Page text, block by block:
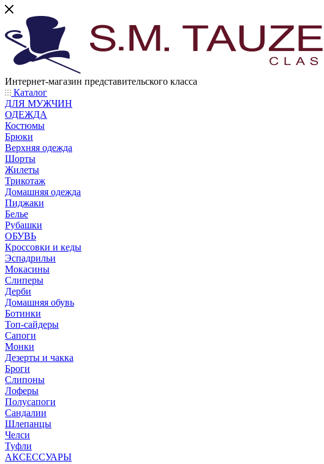
Интернет-магазин представительского класса
Каталог
ДЛЯ МУЖЧИН
ОДЕЖДА
Костюмы
Брюки
Верхняя одежда
Шорты
Жилеты
Трикотаж
Домашняя одежда
Пиджаки
Белье
Рубашки
ОБУВЬ
Кроссовки и кеды
Эспадрильи
Мокасины
Слиперы
Дерби
Домашняя обувь
Ботинки
Топ-сайдеры
Сапоги
Монки
Дезерты и чакка
Броги
Слипоны
Лоферы
Полусапоги
Сандалии
Шлепанцы
Челси
Туфли
АКСЕССУАРЫ